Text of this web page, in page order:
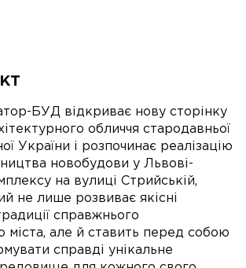
БУД відкриває нову сторінку
обличчя стародавньої
України і розпочинає реалізацію
новобудови у Львові-
на вулиці Стрийській,
не лише розвиває якісні
справжнього
міста, але й ставить перед собою
справді унікальне